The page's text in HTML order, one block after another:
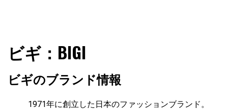
ビギ：BIGI
ビギのブランド情報
1971年に創立した日本のファッションブランド。